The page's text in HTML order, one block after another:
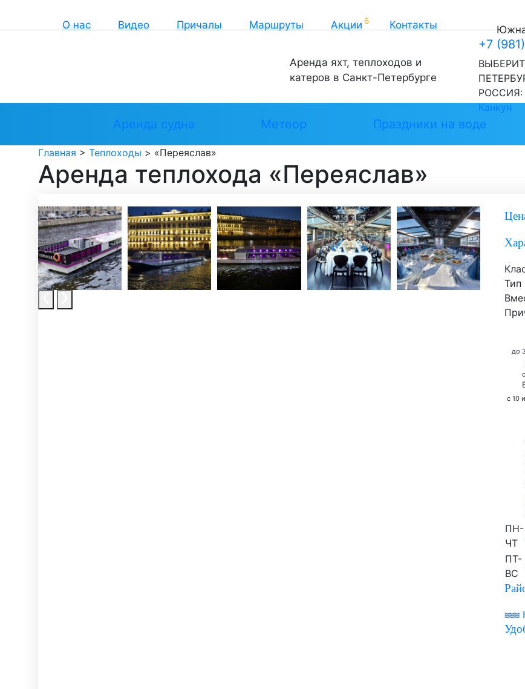
О нас Видео Причалы Маршруты Акции Контакты
Аренда яхт, теплоходов и
катеров в Санкт-Петербурге
+7
РОССИЯ:
Канкун
Аренда судна Метеор Праздники на воде
Главная > Теплоходы > «Переяслав»
Аренда теплохода «Переяслав»
Тип
до
с 10
ПН-
ЧТ
ПТ-
ВС